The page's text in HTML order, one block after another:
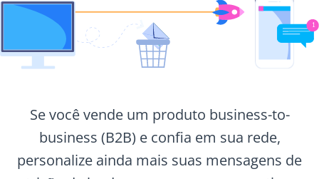
Se você vende um produto business-to-
business (B2B) e confia em sua rede,
personalize ainda mais suas mensagens de